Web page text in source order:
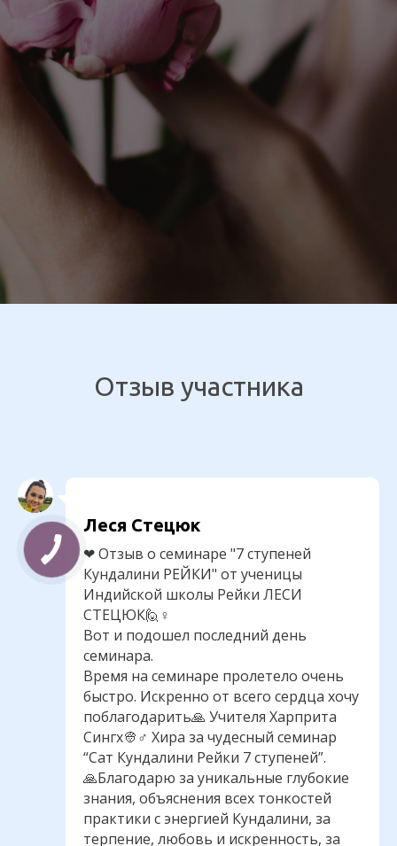
Отзыв участника
Леся Стецюк
❤ Отзыв о семинаре "7 ступеней
Кундалини РЕЙКИ" от ученицы
Индийской школы Рейки ЛЕСИ
СТЕЦЮК🙋♀
Вот и подошел последний день
семинара.
Время на семинаре пролетело очень
быстро. Искренно от всего сердца хочу
поблагодарить🙏 Учителя Харприта
Сингх👳♂ Хира за чудесный семинар
“Сат Кундалини Рейки 7 ступеней”.
🙏Благодарю за уникальные глубокие
знания, объяснения всех тонкостей
практики с энергией Кундалини, за
терпение, любовь и искренность, за
КНОПКА
ЗВ'ЯЗКУ